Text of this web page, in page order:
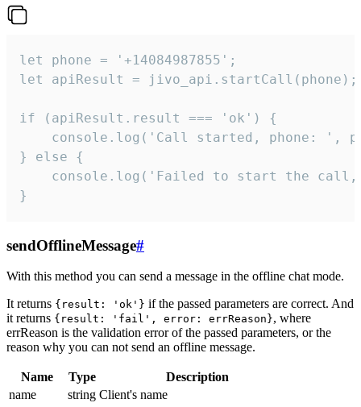
let phone = '+14084987855';
let apiResult = jivo_api.startCall(phone);
if (apiResult.result === 'ok') {
console.log('Call started, phone: ',
} else {
console.log('Failed to start the
}
sendOfflineMessage#
With this method you can send a message in the offline chat mode.
It returns {result: 'ok'} if the passed parameters are correct. And
it returns {result: 'fail', error: errReason}, where
errReason is the validation error of the passed parameters, or the
reason why you can not send an offline message.
Name Type
Description
name
string Client's name